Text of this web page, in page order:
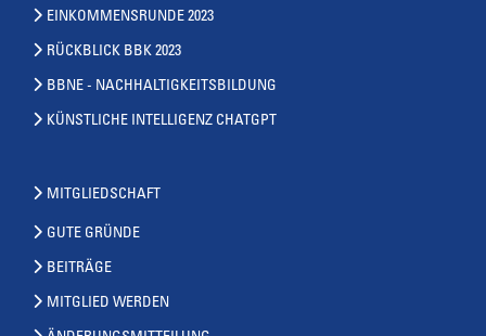
EINKOMMENSRUNDE 2023
RÜCKBLICK BBK 2023
BBNE - NACHHALTIGKEITSBILDUNG
KÜNSTLICHE INTELLIGENZ CHATGPT
MITGLIEDSCHAFT
GUTE GRÜNDE
BEITRÄGE
MITGLIED WERDEN